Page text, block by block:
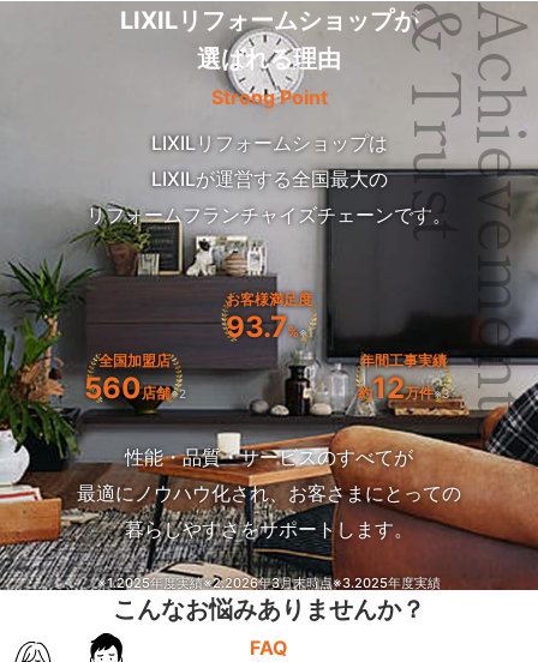
LIXILリフォームショップが
選ばれる理由
Strong Point
LIXILリフォームショップは
LIXILが運営する全国最大の
リフォームフランチャイズチェーンです。
お客様満足度
93.7%※1
全国加盟店
560店舗※2
年間工事実績
約12万件※3
性能・品質・サービスのすべてが
最適にノウハウ化され、お客さまにとっての
暮らしやすさをサポートします。
※1.2025年度実績※2.2026年3月末時点※3.2025年度実績
& Trust
こんなお悩みありませんか？
FAQ